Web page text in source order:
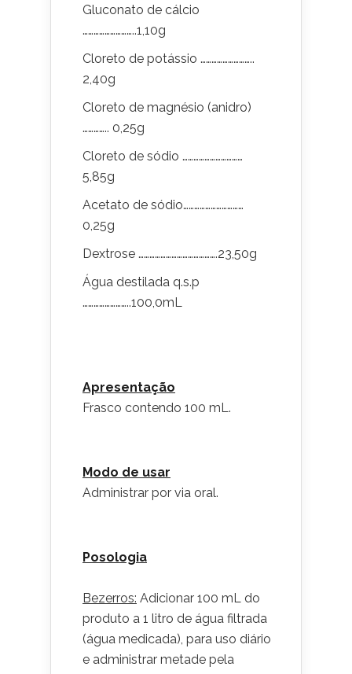
Gluconato de cálcio
………………………..1,10g
Cloreto de potássio ………………………..
2,40g
Cloreto de magnésio (anidro)
………….. 0,25g
Cloreto de sódio ……………………………
5,85g
Acetato de sódio……………………………
0,25g
Dextrose …………………………………….23,50g
Água destilada q.s.p
……………………..100,0mL
Apresentação
Frasco contendo 100 mL.
Modo de usar
Administrar por via oral.
Posologia
Bezerros: Adicionar 100 mL do
produto a 1 litro de água filtrada
(água medicada), para uso diário
e administrar metade pela